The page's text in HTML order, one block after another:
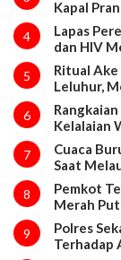
Kapal
4
Lapas
dan HIV
5
Ritual
Leluhur,
6
Kelalaian
7
Cuaca
Saat
8
Pemkot
Merah
9
Polres
Terhadap